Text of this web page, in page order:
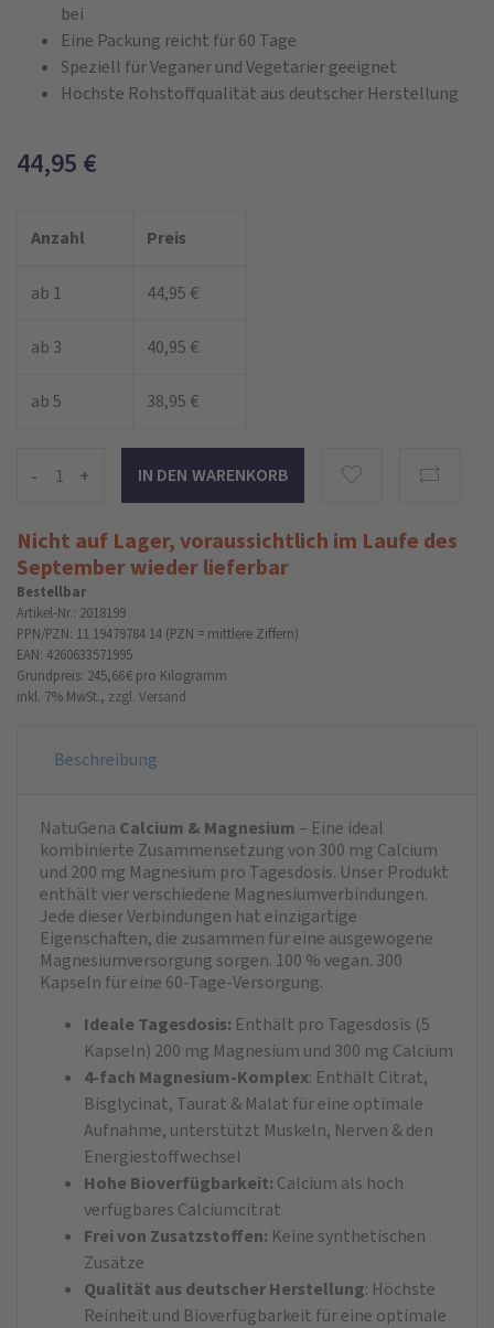
bei
Eine Packung reicht für 60 Tage
Speziell für Veganer und Vegetarier geeignet
Höchste Rohstoffqualität aus deutscher Herstellung
44,95 €
Anzahl Preis
ab 1 44,95 €
ab 3 40,95 €
ab 5 38,95 €
- +
Nicht auf Lager, voraussichtlich im Laufe des
September wieder lieferbar
Bestellbar
Artikel-Nr.: 2018199
PPN/PZN: 11 19479784 14 (PZN = mittlere Ziffern)
EAN: 4260633571995
Grundpreis: 245,66 € pro Kilogramm
inkl. 7% MwSt., zzgl. Versand
Beschreibung
NatuGena Calcium & Magnesium – Eine ideal
kombinierte Zusammensetzung von 300 mg Calcium
und 200 mg Magnesium pro Tagesdosis. Unser Produkt
enthält vier verschiedene Magnesiumverbindungen.
Jede dieser Verbindungen hat einzigartige
Eigenschaften, die zusammen für eine ausgewogene
Magnesiumversorgung sorgen. 100 % vegan. 300
Kapseln für eine 60-Tage-Versorgung.
Ideale Tagesdosis: Enthält pro Tagesdosis (5
Kapseln) 200 mg Magnesium und 300 mg Calcium
4-fach Magnesium-Komplex: Enthält Citrat,
Bisglycinat, Taurat & Malat für eine optimale
Aufnahme, unterstützt Muskeln, Nerven & den
Energiestoffwechsel
Hohe Bioverfügbarkeit: Calcium als hoch
verfügbares Calciumcitrat
Frei von Zusatzstoffen: Keine synthetischen
Zusätze
Qualität aus deutscher Herstellung: Höchste
Reinheit und Bioverfügbarkeit für eine optimale